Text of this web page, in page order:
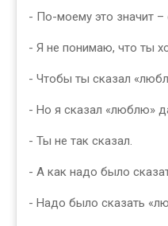
- По-моему это значит –
- Я не понимаю, что ты
- Чтобы ты сказал
- Но я сказал «люблю»
- Ты не так сказал.
- А как надо было
- Надо было сказать